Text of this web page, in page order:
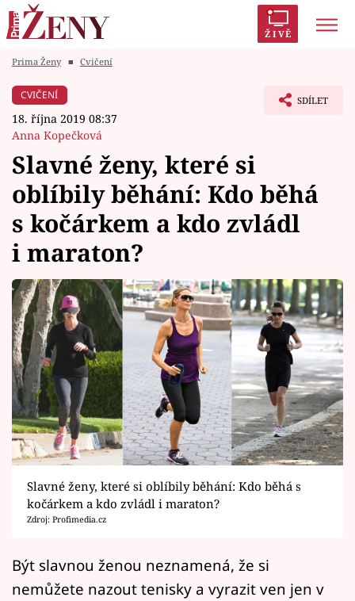
ŽIVĚ
Módní alarm
Témata
Celebrity
Vztahy
Seriály
Horoskopy
Sledujte prima+
Filmový festival Karlovy Vary
Mámy sobě
Přihlášení
Prima Ženy ■ Cvičení
CVIČENÍ
18. října 2019 08:37
Anna Kopečková
SDÍLET
Slavné ženy, které si
oblíbily běhání: Kdo běhá
s kočárkem a kdo zvládl
i maraton?
Slavné ženy, které si oblíbily běhání: Kdo běhá s
kočárkem a kdo zvládl i maraton?
Zdroj: Profimedia.cz
Být slavnou ženou neznamená, že si
nemůžete nazout tenisky a vyrazit ven jen v